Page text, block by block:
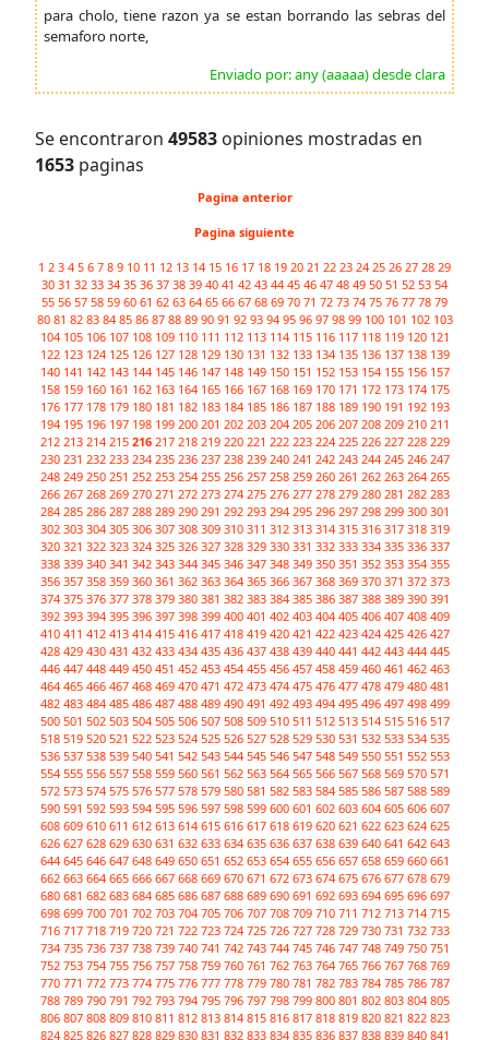
para cholo, tiene razon ya se estan borrando las sebras del
semaforo norte,
Enviado por: any (aaaaa) desde clara
Se encontraron 49583 opiniones mostradas en
1653 paginas
Pagina anterior
Pagina siguiente
1 2 3 4 5 6 7 8 9 10 11 12 13 14 15 16 17 18 19 20 21 22 23 24 25 26 27 28 29
30 31 32 33 34 35 36 37 38 39 40 41 42 43 44 45 46 47 48 49 50 51 52 53 54
55 56 57 58 59 60 61 62 63 64 65 66 67 68 69 70 71 72 73 74 75 76 77 78 79
80 81 82 83 84 85 86 87 88 89 90 91 92 93 94 95 96 97 98 99 100 101 102 103
104 105 106 107 108 109 110 111 112 113 114 115 116 117 118 119 120 121
122 123 124 125 126 127 128 129 130 131 132 133 134 135 136 137 138 139
140 141 142 143 144 145 146 147 148 149 150 151 152 153 154 155 156 157
158 159 160 161 162 163 164 165 166 167 168 169 170 171 172 173 174 175
176 177 178 179 180 181 182 183 184 185 186 187 188 189 190 191 192 193
194 195 196 197 198 199 200 201 202 203 204 205 206 207 208 209 210 211
212 213 214 215 216 217 218 219 220 221 222 223 224 225 226 227 228 229
230 231 232 233 234 235 236 237 238 239 240 241 242 243 244 245 246 247
248 249 250 251 252 253 254 255 256 257 258 259 260 261 262 263 264 265
266 267 268 269 270 271 272 273 274 275 276 277 278 279 280 281 282 283
284 285 286 287 288 289 290 291 292 293 294 295 296 297 298 299 300 301
302 303 304 305 306 307 308 309 310 311 312 313 314 315 316 317 318 319
320 321 322 323 324 325 326 327 328 329 330 331 332 333 334 335 336 337
338 339 340 341 342 343 344 345 346 347 348 349 350 351 352 353 354 355
356 357 358 359 360 361 362 363 364 365 366 367 368 369 370 371 372 373
374 375 376 377 378 379 380 381 382 383 384 385 386 387 388 389 390 391
392 393 394 395 396 397 398 399 400 401 402 403 404 405 406 407 408 409
410 411 412 413 414 415 416 417 418 419 420 421 422 423 424 425 426 427
428 429 430 431 432 433 434 435 436 437 438 439 440 441 442 443 444 445
446 447 448 449 450 451 452 453 454 455 456 457 458 459 460 461 462 463
464 465 466 467 468 469 470 471 472 473 474 475 476 477 478 479 480 481
482 483 484 485 486 487 488 489 490 491 492 493 494 495 496 497 498 499
500 501 502 503 504 505 506 507 508 509 510 511 512 513 514 515 516 517
518 519 520 521 522 523 524 525 526 527 528 529 530 531 532 533 534 535
536 537 538 539 540 541 542 543 544 545 546 547 548 549 550 551 552 553
554 555 556 557 558 559 560 561 562 563 564 565 566 567 568 569 570 571
572 573 574 575 576 577 578 579 580 581 582 583 584 585 586 587 588 589
590 591 592 593 594 595 596 597 598 599 600 601 602 603 604 605 606 607
608 609 610 611 612 613 614 615 616 617 618 619 620 621 622 623 624 625
626 627 628 629 630 631 632 633 634 635 636 637 638 639 640 641 642 643
644 645 646 647 648 649 650 651 652 653 654 655 656 657 658 659 660 661
662 663 664 665 666 667 668 669 670 671 672 673 674 675 676 677 678 679
680 681 682 683 684 685 686 687 688 689 690 691 692 693 694 695 696 697
698 699 700 701 702 703 704 705 706 707 708 709 710 711 712 713 714 715
716 717 718 719 720 721 722 723 724 725 726 727 728 729 730 731 732 733
734 735 736 737 738 739 740 741 742 743 744 745 746 747 748 749 750 751
752 753 754 755 756 757 758 759 760 761 762 763 764 765 766 767 768 769
770 771 772 773 774 775 776 777 778 779 780 781 782 783 784 785 786 787
788 789 790 791 792 793 794 795 796 797 798 799 800 801 802 803 804 805
806 807 808 809 810 811 812 813 814 815 816 817 818 819 820 821 822 823
824 825 826 827 828 829 830 831 832 833 834 835 836 837 838 839 840 841